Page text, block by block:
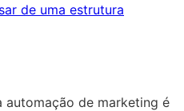
de uma estrutura
automação de marketing é